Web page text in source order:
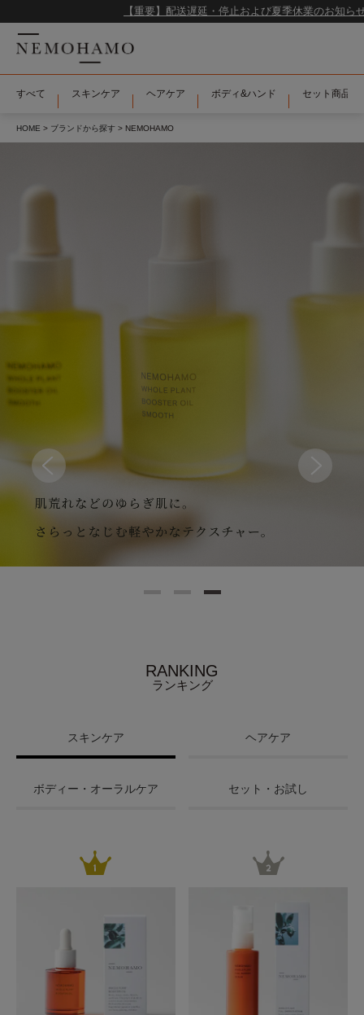
【重要】配送遅延・停止および夏季休業のお知
すべて スキンケア ヘアケア ボディ&ハンド セット商品＆
HOME ブランドから探す NEMOHAMO
RANKING
ランキング
スキンケア ヘアケア
ボディー・オーラルケア セット・お試し